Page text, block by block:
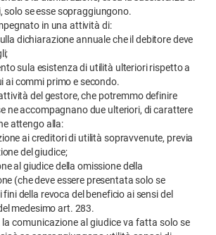
solo se esse sopraggiungono.
in una attività di:
dichiarazione annuale che il debitore deve
sula esistenza di utilità ulteriori rispetto a
ai commi primo e secondo.
del gestore, che potremmo definire
ne accompagnano due ulteriori, di carattere
attengo alla:
ai creditori di utilità sopravvenute, previa
del giudice;
al giudice della omissione della
(che deve essere presentata solo se
della revoca del beneficio ai sensi del
medesimo art. 283.
la comunicazione al giudice va fatta solo se